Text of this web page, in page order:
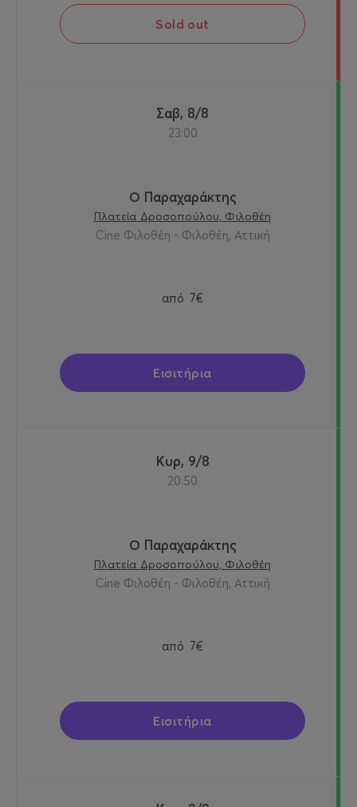
Sold out
Σαβ, 8/8
23:00
Ο Παραχαράκτης
Πλατεία Δροσοπούλου, Φιλοθέη
Cine Φιλοθέη - Φιλοθέη, Αττική
από 7€
Εισιτήρια
Κυρ, 9/8
20:50
Ο Παραχαράκτης
Πλατεία Δροσοπούλου, Φιλοθέη
Cine Φιλοθέη - Φιλοθέη, Αττική
από 7€
Εισιτήρια